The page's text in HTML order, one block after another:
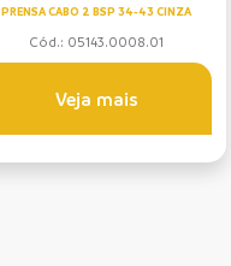
PRENSA CABO 2 BSP 34-43 CINZA
Cód.: 05143.0008.01
Veja mais